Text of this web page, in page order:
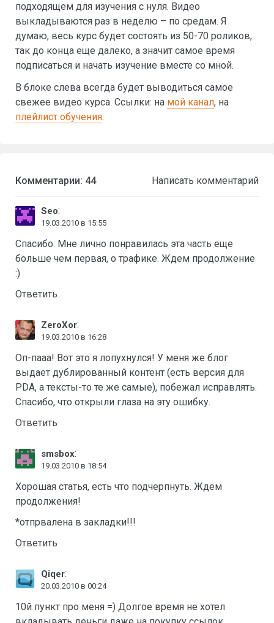
подходящем для изучения с нуля. Видео
выкладываются раз в неделю – по средам. Я
думаю, весь курс будет состоять из 50-70 роликов,
так до конца еще далеко, а значит самое время
подписаться и начать изучение вместе со мной.
В блоке слева всегда будет выводиться самое
свежее видео курса. Ссылки: на мой канал, на
плейлист обучения.
Комментарии: 44 Написать комментарий
Seo:
19.03.2010 в 15:55
Спасибо. Мне лично понравилась эта часть еще
больше чем первая, о трафике. Ждем продолжение
:)
Ответить
ZeroXor:
19.03.2010 в 16:28
Оп-пааа! Вот это я лопухнулся! У меня же блог
выдает дублированный контент (есть версия для
PDA, а тексты-то те же самые), побежал исправлять.
Спасибо, что открыли глаза на эту ошибку.
Ответить
smsbox:
19.03.2010 в 18:54
Хорошая статья, есть что подчерпнуть. Ждем
продолжения!
*отпрвалена в закладки!!!
Ответить
Qiqer:
20.03.2010 в 00:24
10й пункт про меня =) Долгое время не хотел